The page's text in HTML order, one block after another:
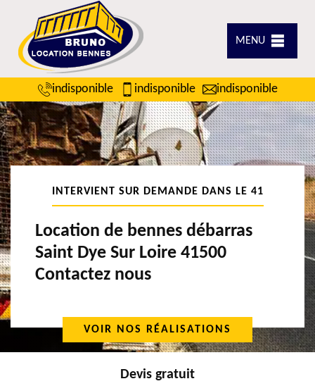
MENU
indisponible indisponible indisponible
INTERVIENT SUR DEMANDE DANS LE 41
Location de bennes débarras
Saint Dye Sur Loire 41500
Contactez nous
VOIR NOS RÉALISATIONS
Devis gratuit